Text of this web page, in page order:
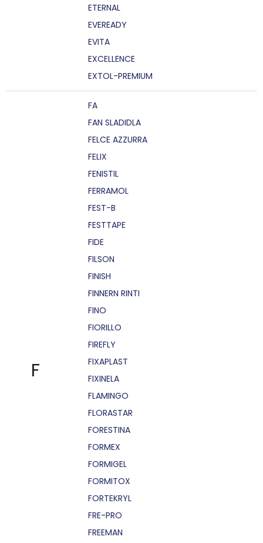
ETERNAL
EVEREADY
EVITA
EXCELLENCE
EXTOL-PREMIUM
F
FA
FAN SLADIDLA
FELCE AZZURRA
FELIX
FENISTIL
FERRAMOL
FEST-B
FESTTAPE
FIDE
FILSON
FINISH
FINNERN RINTI
FINO
FIORILLO
FIREFLY
FIXAPLAST
FIXINELA
FLAMINGO
FLORASTAR
FORESTINA
FORMEX
FORMIGEL
FORMITOX
FORTEKRYL
FRE-PRO
FREEMAN